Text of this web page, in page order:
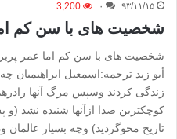
۹۳/۱۱/۱۵ ۰ 3,200
شخصیت های با سن کم
شخصیت های با سن کم اما عمر
أبو زيد ترجمه:اسمعیل ابراهیمیان
زندگی کردند وسپس مرگ آنها رادرهم
کوچکترین صدا ازآنها شنیده نشد
تاریخ محوگردید) وچه بسیار